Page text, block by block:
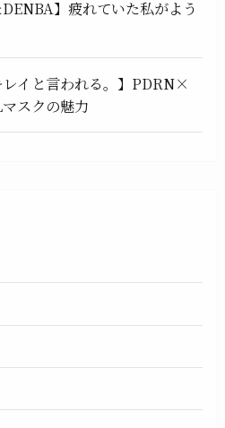
DENBA】疲れていた私がよう
レイと言われる。】PDRN×
スクの魅力